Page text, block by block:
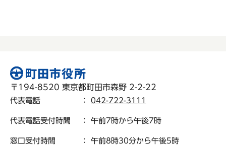
〒194-8520 東京都町田市森野 2-2-22
代表電話 ： 042-722-3111
代表電話受付時間 ： 午前7時から午後7時
窓口受付時間 ： 午前8時30分から午後5時